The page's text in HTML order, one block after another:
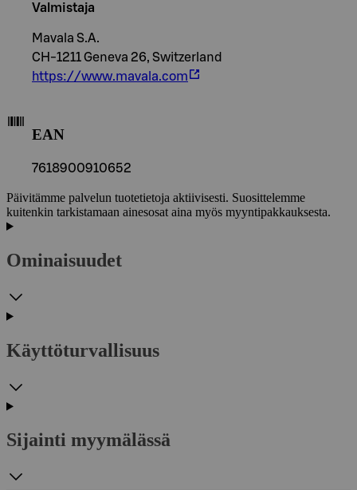
Valmistaja
Mavala S.A.
CH-1211 Geneva 26, Switzerland
https://www.mavala.com
EAN
7618900910652
Päivitämme palvelun tuotetietoja aktiivisesti. Suosittelemme
kuitenkin tarkistamaan ainesosat aina myös myyntipakkauksesta.
Ominaisuudet
Käyttöturvallisuus
Sijainti myymälässä